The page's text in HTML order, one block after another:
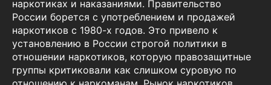
наркотиках и наказаниями. Правительство
России борется с употреблением и продажей
наркотиков с 1980-х годов. Это привело к
установлению в России строгой политики в
отношении наркотиков, которую правозащитные
группы критиковали как слишком суровую по